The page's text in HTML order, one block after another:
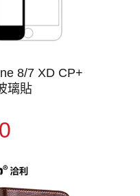
8/7 XD CP+
璃貼